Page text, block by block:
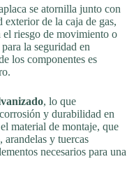
se atornilla junto con
exterior de la caja de gas,
riesgo de movimiento o
la seguridad en
los componentes es
, lo que
y durabilidad en
material de montaje, que
y tuercas
necesarios para una